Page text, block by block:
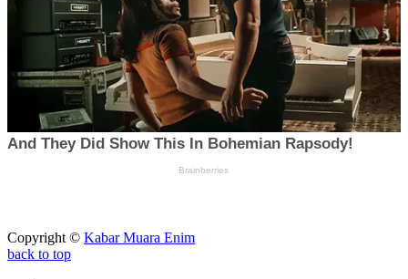
Copyright © Kabar Muara Enim
back to top